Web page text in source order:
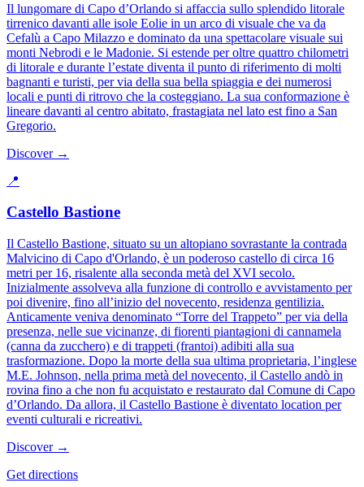
Il lungomare di Capo d’Orlando si affaccia sullo splendido litorale
tirrenico davanti alle isole Eolie in un arco di visuale che va da
Cefalù a Capo Milazzo e dominato da una spettacolare visuale sui
monti Nebrodi e le Madonie. Si estende per oltre quattro chilometri
di litorale e durante l’estate diventa il punto di riferimento di molti
bagnanti e turisti, per via della sua bella spiaggia e dei numerosi
locali e punti di ritrovo che la costeggiano. La sua conformazione è
lineare davanti al centro abitato, frastagiata nel lato est fino a San
Gregorio.
Discover →
📍
Castello Bastione
Il Castello Bastione, situato su un altopiano sovrastante la contrada
Malvicino di Capo d'Orlando, è un poderoso castello di circa 16
metri per 16, risalente alla seconda metà del XVI secolo.
Inizialmente assolveva alla funzione di controllo e avvistamento per
poi divenire, fino all’inizio del novecento, residenza gentilizia.
Anticamente veniva denominato “Torre del Trappeto” per via della
presenza, nelle sue vicinanze, di fiorenti piantagioni di cannamela
(canna da zucchero) e di trappeti (frantoi) adibiti alla sua
trasformazione. Dopo la morte della sua ultima proprietaria, l’inglese
M.E. Johnson, nella prima metà del novecento, il Castello andò in
rovina fino a che non fu acquistato e restaurato dal Comune di Capo
d’Orlando. Da allora, il Castello Bastione è diventato location per
eventi culturali e ricreativi.
Discover →
Get directions